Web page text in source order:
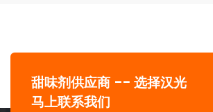
甜味剂供应商 -- 选择汉光
马上联系我们